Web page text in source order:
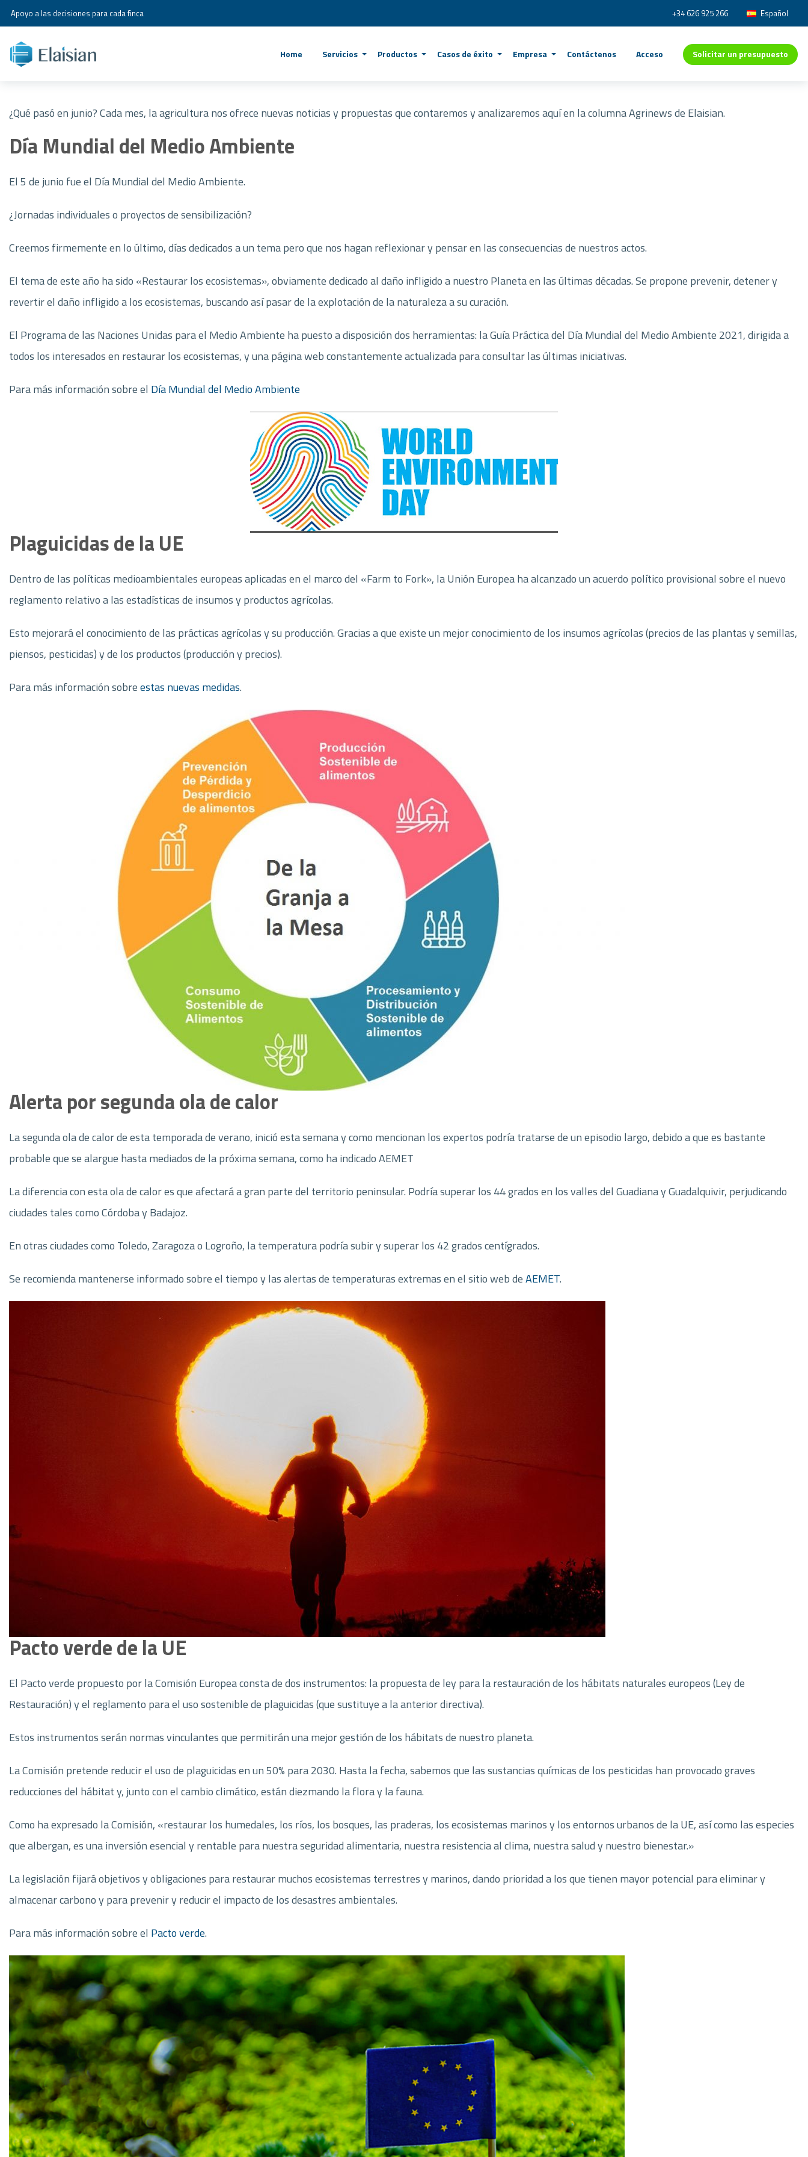
Apoyo a las decisiones para cada finca +34 626 925 266 Español
Home Servicios Productos Casos de éxito Empresa Contáctenos Acceso Solicitar un presupuesto
¿Qué pasó en junio? Cada mes, la agricultura nos ofrece nuevas noticias y propuestas que contaremos y analizaremos aquí en la columna Agrinews de Elaisian.
Día Mundial del Medio Ambiente
El 5 de junio fue el Día Mundial del Medio Ambiente.
¿Jornadas individuales o proyectos de sensibilización?
Creemos firmemente en lo último, días dedicados a un tema pero que nos hagan reflexionar y pensar en las consecuencias de nuestros actos.
El tema de este año ha sido «Restaurar los ecosistemas», obviamente dedicado al daño infligido a nuestro Planeta en las últimas décadas. Se propone prevenir, detener y
revertir el daño infligido a los ecosistemas, buscando así pasar de la explotación de la naturaleza a su curación.
El Programa de las Naciones Unidas para el Medio Ambiente ha puesto a disposición dos herramientas: la Guía Práctica del Día Mundial del Medio Ambiente 2021, dirigida a
todos los interesados en restaurar los ecosistemas, y una página web constantemente actualizada para consultar las últimas iniciativas.
Para más información sobre el Día Mundial del Medio Ambiente
Plaguicidas de la UE
Dentro de las políticas medioambientales europeas aplicadas en el marco del «Farm to Fork», la Unión Europea ha alcanzado un acuerdo político provisional sobre el nuevo
reglamento relativo a las estadísticas de insumos y productos agrícolas.
Esto mejorará el conocimiento de las prácticas agrícolas y su producción. Gracias a que existe un mejor conocimiento de los insumos agrícolas (precios de las plantas y semillas,
piensos, pesticidas) y de los productos (producción y precios).
Para más información sobreestas nuevas medidas.
Alerta por segunda ola de calor
La segunda ola de calor de esta temporada de verano, inició esta semana y como mencionan los expertos podría tratarse de un episodio largo, debido a que es bastante
probable que se alargue hasta mediados de la próxima semana, como ha indicado AEMET
La diferencia con esta ola de calor es que afectará a gran parte del territorio peninsular. Podría superar los 44 grados en los valles del Guadiana y Guadalquivir, perjudicando
ciudades tales como Córdoba y Badajoz.
En otras ciudades como Toledo, Zaragoza o Logroño, la temperatura podría subir y superar los 42 grados centígrados.
Se recomienda mantenerse informado sobre el tiempo y las alertas de temperaturas extremas en el sitio web deAEMET.
Pacto verde de la UE
El Pacto verde propuesto por la Comisión Europea consta de dos instrumentos: la propuesta de ley para la restauración de los hábitats naturales europeos (Ley de
Restauración) y el reglamento para el uso sostenible de plaguicidas (que sustituye a la anterior directiva).
Estos instrumentos serán normas vinculantes que permitirán una mejor gestión de los hábitats de nuestro planeta.
La Comisión pretende reducir el uso de plaguicidas en un 50% para 2030. Hasta la fecha, sabemos que las sustancias químicas de los pesticidas han provocado graves
reducciones del hábitat y, junto con el cambio climático, están diezmando la flora y la fauna.
Como ha expresado la Comisión, «restaurar los humedales, los ríos, los bosques, las praderas, los ecosistemas marinos y los entornos urbanos de la UE, así como las especies
que albergan, es una inversión esencial y rentable para nuestra seguridad alimentaria, nuestra resistencia al clima, nuestra salud y nuestro bienestar.»
La legislación fijará objetivos y obligaciones para restaurar muchos ecosistemas terrestres y marinos, dando prioridad a los que tienen mayor potencial para eliminar y
almacenar carbono y para prevenir y reducir el impacto de los desastres ambientales.
Para más información sobre el Pacto verde.